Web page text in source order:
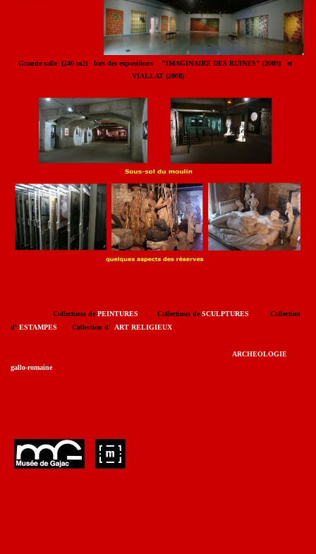
Grande salle (240 m2) lors des expositions "IMAGINAIRE DES RUINES" (2009) et
VIALLAT (2008)
Collections de PEINTURES Collections de SCULPTURES Collection
d' ESTAMPES Collection d' ART RELIGIEUX
ARCHEOLOGIE
gallo-romaine